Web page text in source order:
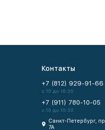
Контакты
+7 (812) 929-91-66
с 10 до 16:30
+7 (911) 780-10-05
с 10 до 16:30
Санкт-Петербург,
7А